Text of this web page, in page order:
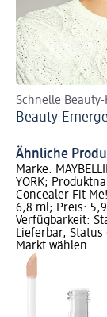
Schnelle
Beauty
Ähnliche
Marke:
YORK;
Concealer Fit
6,8 ml; Preis:
Verfügbarkeit:
Lieferbar, Status
Markt wählen